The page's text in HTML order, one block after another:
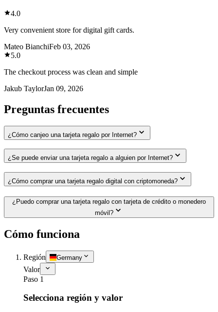
4.0
Very convenient store for digital gift cards.
Mateo BianchiFeb 03, 2026
5.0
The checkout process was clean and simple
Jakub TaylorJan 09, 2026
Preguntas frecuentes
¿Cómo canjeo una tarjeta regalo por Internet?
¿Se puede enviar una tarjeta regalo a alguien por Internet?
¿Cómo comprar una tarjeta regalo digital con criptomoneda?
¿Puedo comprar una tarjeta regalo con tarjeta de crédito o monedero
móvil?
Cómo funciona
Región Germany
Valor
Paso 1
Selecciona región y valor